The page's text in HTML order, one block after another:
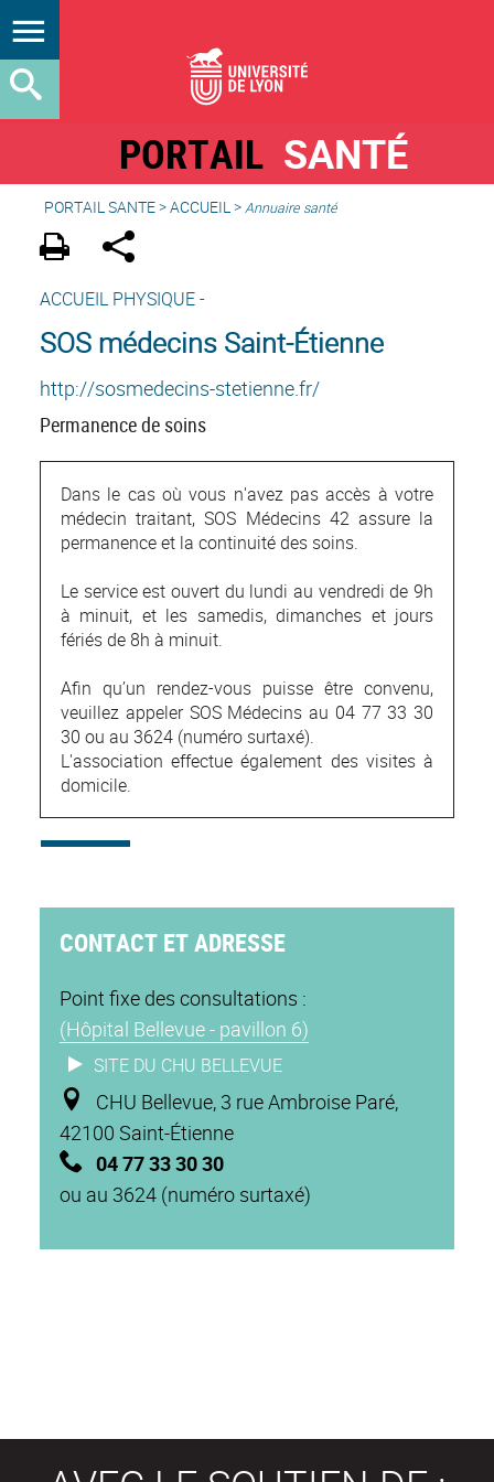
PORTAIL SANTÉ
PORTAIL SANTE>ACCUEIL>Annuaire santé
ACCUEIL PHYSIQUE -
SOS médecins Saint-Étienne
http://sosmedecins-stetienne.fr/
Permanence de soins
Dans le cas où vous n'avez pas accès à votre
médecin traitant, SOS Médecins 42 assure la
permanence et la continuité des soins.
Le service est ouvert du lundi au vendredi de 9h
à minuit, et les samedis, dimanches et jours
fériés de 8h à minuit.
Afin qu’un rendez-vous puisse être convenu,
veuillez appeler SOS Médecins au 04 77 33 30
30 ou au 3624 (numéro surtaxé).
L'association effectue également des visites à
domicile.
CONTACT ET ADRESSE
Point fixe des consultations :
(Hôpital Bellevue - pavillon 6)
SITE DU CHU BELLEVUE
CHU Bellevue, 3 rue Ambroise Paré,
42100 Saint-Étienne
04 77 33 30 30
ou au 3624 (numéro surtaxé)